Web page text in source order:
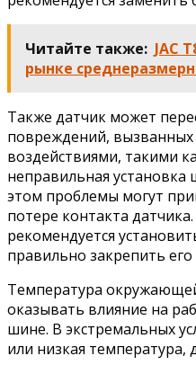
Читайте также: JAC
рынке
Также датчик может
повреждений,
воздействиями, такими
неправильная
этом проблемы могут
потере контакта
рекомендуется
правильно закрепить
Температура
оказывать влияние на
шине. В экстремальных
или низкая